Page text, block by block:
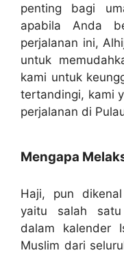
penting bagi
apabila Anda
perjalanan ini,
untuk
kami untuk
tertandingi, kami
perjalanan di
Mengapa
Haji, pun
yaitu salah
dalam kalender
Muslim dari